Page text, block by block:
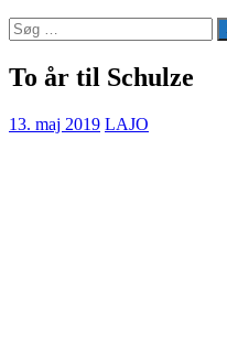
Søg
efter:
To år til Schulze
13. maj 2019 LAJO